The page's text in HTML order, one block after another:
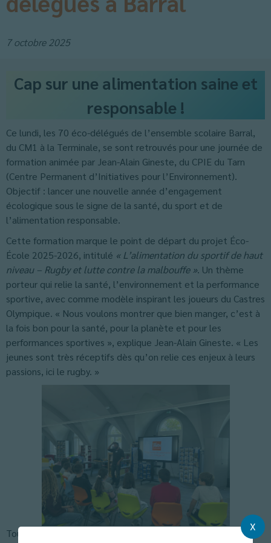
X
7 octobre 2025
Cap sur une alimentation saine et
responsable !
Ce lundi, les 70 éco-délégués de l’ensemble scolaire Barral,
du CM1 à la Terminale, se sont retrouvés pour une journée de
formation animée par Jean-Alain Gineste, du CPIE du Tarn
(Centre Permanent d’Initiatives pour l’Environnement).
Objectif : lancer une nouvelle année d’engagement
écologique sous le signe de la santé, du sport et de
l’alimentation responsable.
Cette formation marque le point de départ du projet Éco-
École 2025-2026, intitulé « L’alimentation du sportif de haut
niveau – Rugby et lutte contre la malbouffe ». Un thème
porteur qui relie la santé, l’environnement et la performance
sportive, avec comme modèle inspirant les joueurs du Castres
Olympique. « Nous voulons montrer que bien manger, c’est à
la fois bon pour la santé, pour la planète et pour les
performances sportives », explique Jean-Alain Gineste. « Les
jeunes sont très réceptifs dès qu’on relie ces enjeux à leurs
passions, ici le rugby. »
Tout au long de l’année, les éco-délégués mèneront une